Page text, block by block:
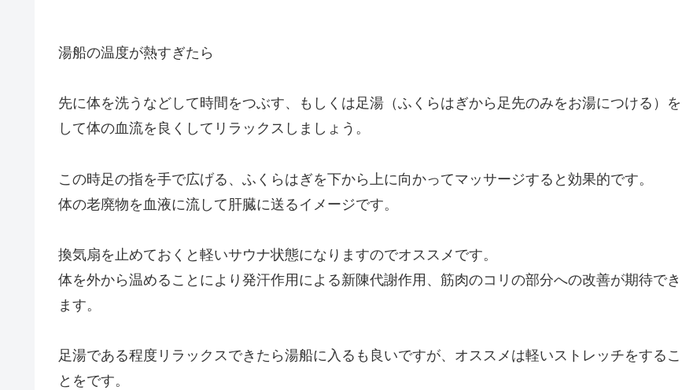
湯船の温度が熱すぎたら
先に体を洗うなどして時間をつぶす、もしくは足湯（ふくらはぎから足先のみをお湯につける）を
して体の血流を良くしてリラックスしましょう。
この時足の指を手で広げる、ふくらはぎを下から上に向かってマッサージすると効果的です。
体の老廃物を血液に流して肝臓に送るイメージです。
換気扇を止めておくと軽いサウナ状態になりますのでオススメです。
体を外から温めることにより発汗作用による新陳代謝作用、筋肉のコリの部分への改善が期待でき
ます。
足湯である程度リラックスできたら湯船に入るも良いですが、オススメは軽いストレッチをするこ
とをです。